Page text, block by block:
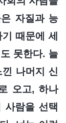
자질과 능
때문에 세
못한다. 늘
나머지 신
오고, 하나
사람을 선택